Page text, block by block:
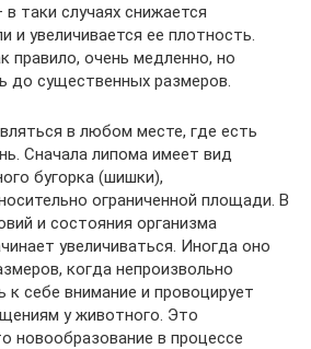
таки случаях снижается
и увеличивается ее плотность.
правило, очень медленно, но
до существенных размеров.
в любом месте, где есть
Сначала липома имеет вид
бугорка (шишки),
ограниченной площади. В
и состояния организма
увеличиваться. Иногда оно
когда непроизвольно
к себе внимание и провоцирует
у животного. Это
новообразование в процессе